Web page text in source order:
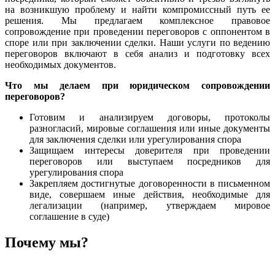
на возникшую проблему и найти компромиссный путь ее
решения. Мы предлагаем комплексное правовое
сопровождение при проведении переговоров с оппонентом в
споре или при заключении сделки. Наши услуги по ведению
переговоров включают в себя анализ и подготовку всех
необходимых документов.
Что мы делаем при юридическом сопровождении
переговоров?
Готовим и анализируем договоры, протоколы
разногласий, мировые соглашения или иные документы
для заключения сделки или урегулирования спора
Защищаем интересы доверителя при проведении
переговоров или выступаем посредников для
урегулирования спора
Закрепляем достигнутые договоренности в письменном
виде, совершаем иные действия, необходимые для
легализации (например, утверждаем мировое
соглашение в суде)
Почему мы?